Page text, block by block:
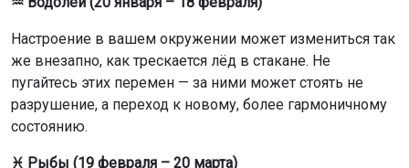
Настроение в вашем окружении может измениться так
же внезапно, как трескается лёд в стакане. Не
пугайтесь этих перемен — за ними может стоять не
разрушение, а переход к новому, более гармоничному
состоянию.
♓ Рыбы (19 февраля – 20 марта)